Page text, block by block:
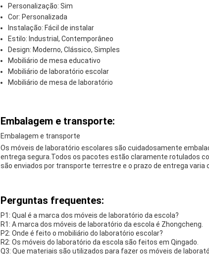
Personalização: Sim
Cor: Personalizada
Instalação: Fácil de instalar
Estilo: Industrial, Contemporâneo
Design: Moderno, Clássico, Simples
Mobiliário de mesa educativo
Mobiliário de laboratório escolar
Mobiliário de mesa de laboratório
Embalagem e transporte:
Embalagem e transporte
Os móveis de laboratório escolares são cuidadosamente
entrega segura.Todos os pacotes estão claramente rotulados
são enviados por transporte terrestre e o prazo de entrega varia
Perguntas frequentes:
P1: Qual é a marca dos móveis de laboratório da escola?
R1: A marca dos móveis de laboratório da escola é Zhongcheng.
P2: Onde é feito o mobiliário do laboratório escolar?
R2: Os móveis do laboratório da escola são feitos em Qingado.
Q3: Que materiais são utilizados para fazer os móveis de